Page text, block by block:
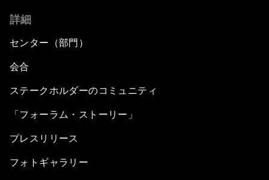
詳細
センター（部門）
会合
ステークホルダーのコミュニティ
「フォーラム・ストーリー」
プレスリリース
フォトギャラリー